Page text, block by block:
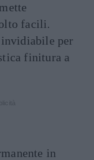
facili.
per
finitura a
in